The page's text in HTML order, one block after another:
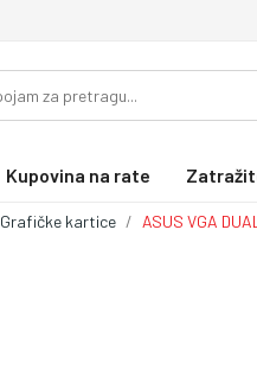
Kupovina na rate
Grafičke kartice ASUS VGA